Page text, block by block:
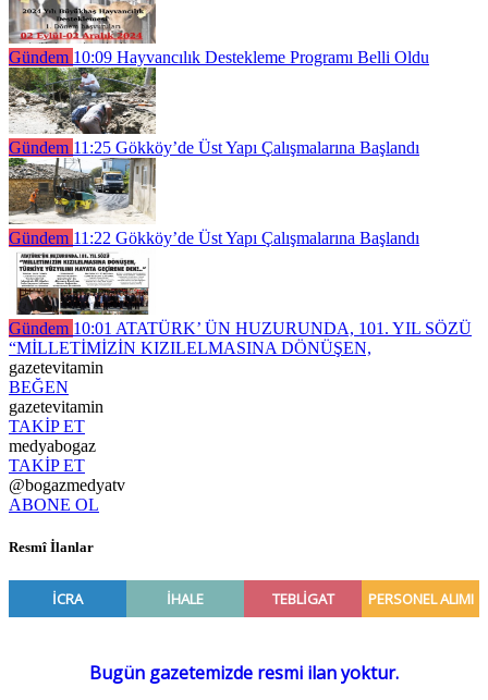
Gündem 10:09 Hayvancılık Destekleme Programı Belli Oldu
Gündem 11:25 Gökköy’de Üst Yapı Çalışmalarına Başlandı
Gündem 11:22 Gökköy’de Üst Yapı Çalışmalarına Başlandı
Gündem 10:01 ATATÜRK’ ÜN HUZURUNDA, 101. YIL SÖZÜ
“MİLLETİMİZİN KIZILELMASINA DÖNÜŞEN,
gazetevitamin
BEĞEN
gazetevitamin
TAKİP ET
medyabogaz
TAKİP ET
@bogazmedyatv
ABONE OL
Resmî İlanlar